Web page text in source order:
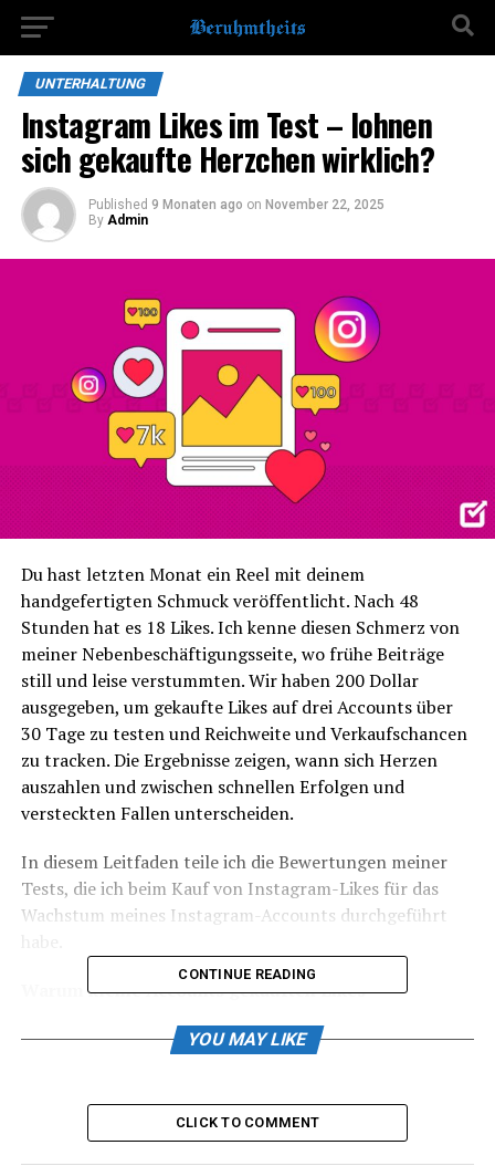
UNTERHALTUNG
Instagram Likes im Test – lohnen
sich gekaufte Herzchen wirklich?
Published 9 Monaten ago on November 22, 2025
By Admin
Du hast letzten Monat ein Reel mit deinem
handgefertigten Schmuck veröffentlicht. Nach 48
Stunden hat es 18 Likes. Ich kenne diesen Schmerz von
meiner Nebenbeschäftigungsseite, wo frühe Beiträge
still und leise verstummten. Wir haben 200 Dollar
ausgegeben, um gekaufte Likes auf drei Accounts über
30 Tage zu testen und Reichweite und Verkaufschancen
zu tracken. Die Ergebnisse zeigen, wann sich Herzen
auszahlen und zwischen schnellen Erfolgen und
versteckten Fallen unterscheiden.
In diesem Leitfaden teile ich die Bewertungen meiner
Tests, die ich beim Kauf von Instagram-Likes für das
Wachstum meines Instagram-Accounts durchgeführt
Warum kleine Accounts gekauften Likes
Kommentare von echten Nutzern. Dieser frühe Buzz
verleitet den Algorithmus zu weiteren Feeds.
CONTINUE READING
YOU MAY LIKE
CLICK TO COMMENT